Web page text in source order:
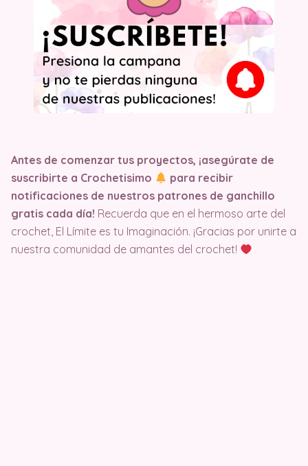
Antes de comenzar tus proyectos, ¡asegúrate de
suscribirte a Crochetisimo
para recibir
notificaciones de nuestros patrones de ganchillo
gratis cada día! Recuerda que en el hermoso arte del
crochet, El Límite es tu Imaginación. ¡Gracias por unirte a
nuestra comunidad de amantes del crochet!